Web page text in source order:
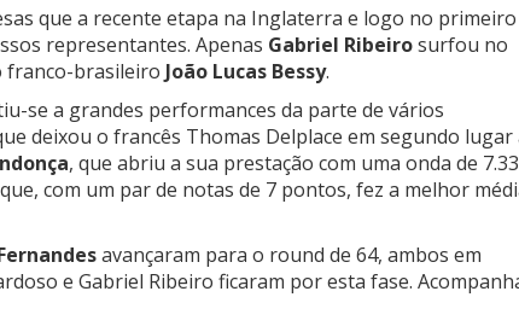
que a recente etapa na Inglaterra e logo no primeiro
representantes. Apenas Gabriel Ribeirosurfou no
franco-brasileiro João Lucas Bessy.
se a grandes performances da parte de vários
deixou o francês Thomas Delplace em segundo lugar
, que abriu a sua prestação com uma onda de
que, com um par de notas de 7 pontos, fez a melhor
avançaram para o round de 64, ambos em
e Gabriel Ribeiro ficaram por esta fase.